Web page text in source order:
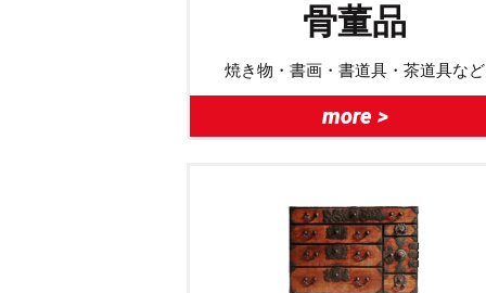
骨董品
焼き物・書画・書道具・茶道具など
more >